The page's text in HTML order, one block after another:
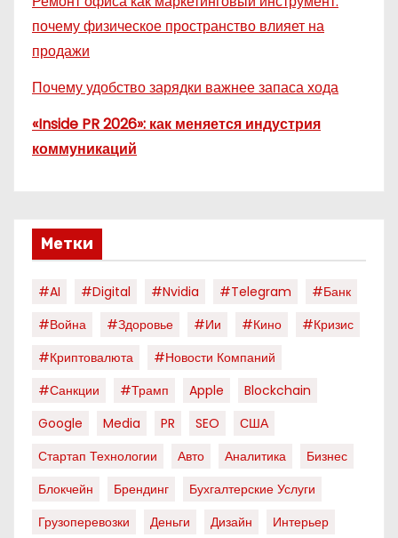
почему физическое пространство влияет на
продажи
Почему удобство зарядки важнее запаса хода
«Inside PR 2026»: как меняется индустрия
коммуникаций
Метки
#AI #digital #nvidia #telegram
#банк
#война
#здоровье #ии #кино
#кризис
#криптовалюта
#новости Компаний
#санкции
#трамп Apple
Blockchain
Google
Media PR SEO
США
Стартап Технологии
Авто Аналитика
Бизнес
Блокчейн
Брендинг
Бухгалтерские Услуги
Грузоперевозки
Деньги Дизайн
Интерьер